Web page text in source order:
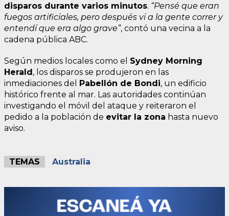
disparos durante varios minutos. “Pensé que eran
fuegos artificiales, pero después vi a la gente correr y
entendí que era algo grave”, contó una vecina a la
cadena pública ABC.
Según medios locales como el Sydney Morning
Herald, los disparos se produjeron en las
inmediaciones del Pabellón de Bondi, un edificio
histórico frente al mar. Las autoridades continúan
investigando el móvil del ataque y reiteraron el
pedido a la población de evitar la zona hasta nuevo
aviso.
TEMAS Australia